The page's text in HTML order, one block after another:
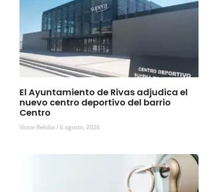
El Ayuntamiento de Rivas adjudica el
nuevo centro deportivo del barrio
Centro
Víctor Reloba 6 agosto, 2026